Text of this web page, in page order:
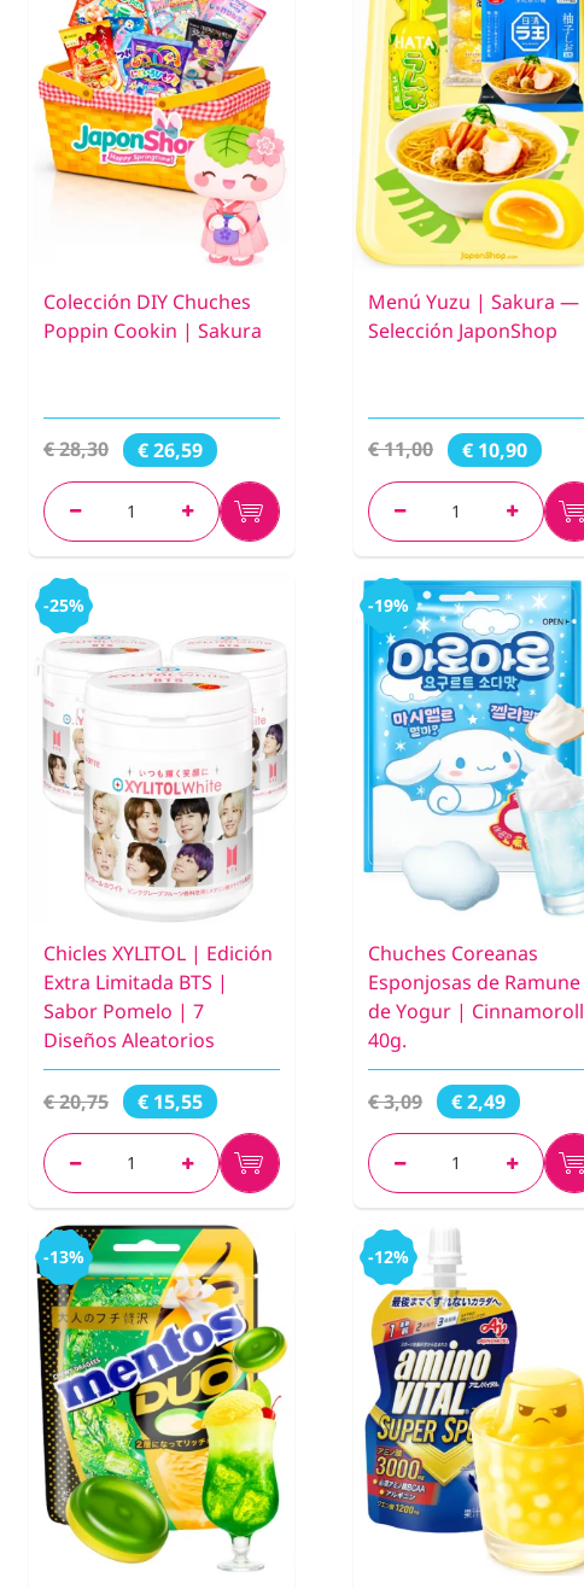
Colección DIY Chuches
Poppin Cookin | Sakura
€ 28,30 € 26,59
Menú Yuzu | Sakura —
Selección JaponShop
€ 11,00 € 10,90
-25%
Chicles XYLITOL | Edición
Extra Limitada BTS |
Sabor Pomelo | 7
Diseños Aleatorios
€ 20,75 € 15,55
-19%
Chuches Coreanas
Esponjosas de Ramune
de Yogur | Cinnamoroll
40g.
€ 3,09 € 2,49
-13% -12%